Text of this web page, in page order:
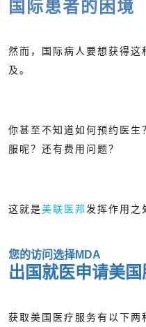
国际患者的困境
然而，国际病人要想获得
及。
你甚至不知道如何预约医生
服呢？还有费用问题？
这就是美联医邦发挥作用之
您的访问选择MDA
出国就医申请美
获取美国医疗服务有以下两